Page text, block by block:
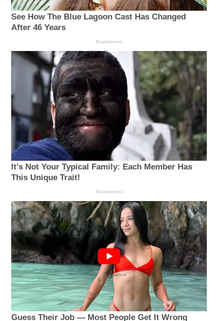
See How The Blue Lagoon Cast Has Changed
After 46 Years
Brainberries
It's Not Your Typical Family: Each Member Has
This Unique Trait!
Brainberries
Guess Their Job — Most People Get It Wrong